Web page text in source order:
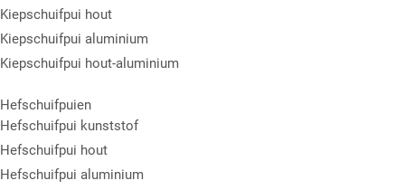
Kiepschuifpui hout
Kiepschuifpui aluminium
Kiepschuifpui hout-aluminium
Hefschuifpuien
Hefschuifpui kunststof
Hefschuifpui hout
Hefschuifpui aluminium